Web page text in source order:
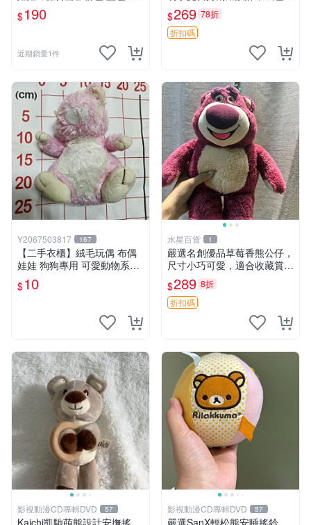
分售
$190
近期銷量1件
佳容量大 粉紅草莓 毛絨包 超
大容量
$269 78折
折扣碼
Y2067503817 167
【二手衣櫃】絨毛玩偶 布偶
娃娃 狗狗專用 可愛動物系列
耐咬耐磨玩具 玩偶 粉紅熊寵
物玩具 1120929
$10
水星百貨 1
嚴選名創優品草莓香熊公仔，
尺寸小巧可愛，適合收藏賞玩
30cm 玩具 公仔 草莓熊
$289 8折
折扣碼
影視動漫CD專輯DVD 57 影視動漫CD專輯DVD 57